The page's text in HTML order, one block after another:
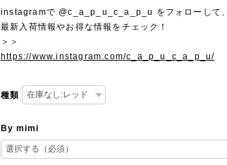
instagramで @c_a_p_u_c_a_p_u をフォローして、
最新入荷情報やお得な情報をチェック！
＞＞
https://www.instagram.com/c_a_p_u_c_a_p_u/
種類
By mimi